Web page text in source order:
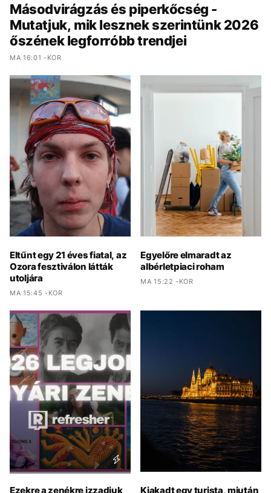
Másodvirágzás és piperkőcség -
Mutatjuk, mik lesznek szerintünk 2026
őszének legforróbb trendjei
MA 16:01 -KOR
Eltűnt egy 21 éves fiatal, az
Ozora fesztiválon látták
utoljára
MA 15:45 -KOR
Egyelőre elmaradt az
albérletpiaci roham
MA 15:22 -KOR
Ezekre a zenékre izzadjuk Kiakadt egy turista, miután